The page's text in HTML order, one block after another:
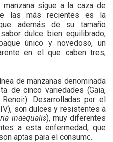
sigue a la caza de
las más recientes es la
además de su tamaño
dulce bien equilibrado,
único y novedoso, un
en el que caben tres,
de manzanas denominada
de cinco variedades (Gaia,
Desarrolladas por el
son dulces y resistentes a
inaequalis), muy diferentes
a esta enfermedad, que
aptas para el consumo.